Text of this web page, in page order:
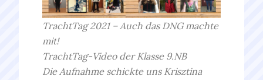
TrachtTag 2021 – Auch das DNG machte
mit!
TrachtTag-Video der Klasse 9.NB
Die Aufnahme schickte uns Krisztina